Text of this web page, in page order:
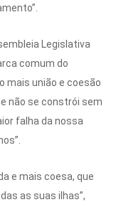
Legislativa
comum do
mais união e coesão
não se constrói sem
falha da nossa
e mais coesa, que
as suas ilhas”,